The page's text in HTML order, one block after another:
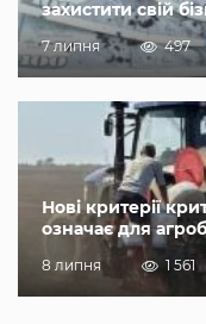
захистити свій
7 липня 497
Нові критерії
означає для
8 липня 1 561